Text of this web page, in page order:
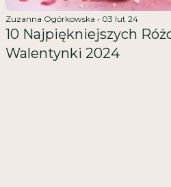
Zuzanna Ogórkowska • 03 lut 24
10 Najpiękniejszych
Walentynki 2024